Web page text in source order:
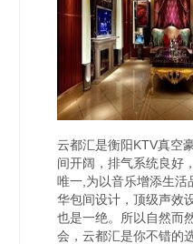
云都汇是衡阳KTV真空
间开阔，排气系统良好
唯一,为以音乐增添生活
华包间设计，顶级声效
也是一绝。所以自然而
会，云都汇是你不错的